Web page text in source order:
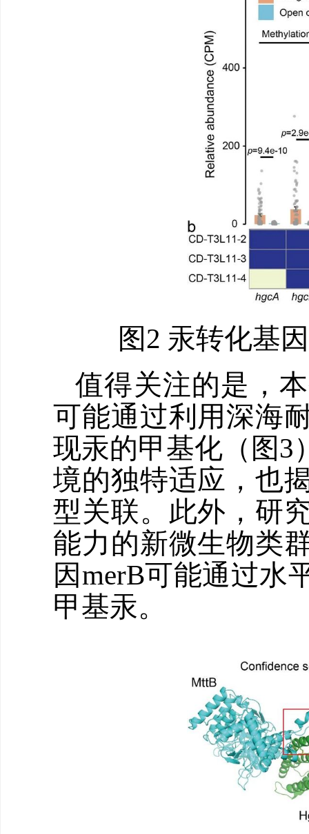
图2 汞转化基
值得关注的是，
可能通过利用深海
现汞的甲基化（图3
境的独特适应，也
型关联。此外，研
能力的新微生物类
因merB可能通过水
甲基汞。